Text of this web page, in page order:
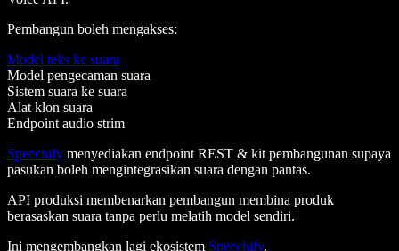
Pembangun boleh mengakses:
Model teks ke suara
Model pengecaman suara
Sistem suara ke suara
Alat klon suara
Endpoint audio strim
Speechify menyediakan endpoint REST & kit pembangunan supaya
pasukan boleh mengintegrasikan suara dengan pantas.
API produksi membenarkan pembangun membina produk
berasaskan suara tanpa perlu melatih model sendiri.
Ini mengembangkan lagi ekosistem Speechify.